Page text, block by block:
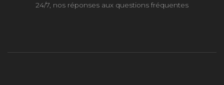
24/7, nos réponses aux questions fréquentes